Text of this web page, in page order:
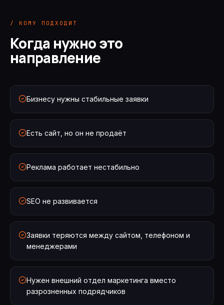
/ КОМУ ПОДХОДИТ
Когда нужно это
направление
Бизнесу нужны стабильные заявки
Есть сайт, но он не продаёт
Реклама работает нестабильно
SEO не развивается
Заявки теряются между сайтом, телефоном и
менеджерами
Нужен внешний отдел маркетинга вместо
разрозненных подрядчиков